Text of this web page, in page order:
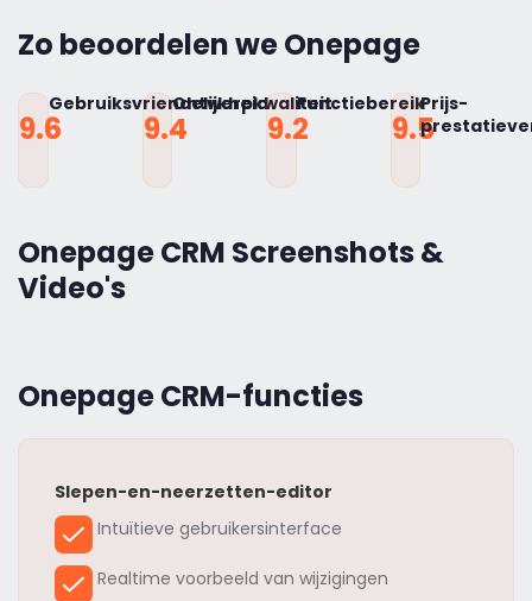
Zo beoordelen we Onepage
9.6
Gebruiksvriendelijkheid
9.4
Ontwerpkwaliteit
9.2
Functiebereik
9.5
Prijs-
Onepage CRM Screenshots &
Video's
Onepage CRM-functies
Slepen-en-neerzetten-editor
Intuïtieve gebruikersinterface
Realtime voorbeeld van wijzigingen